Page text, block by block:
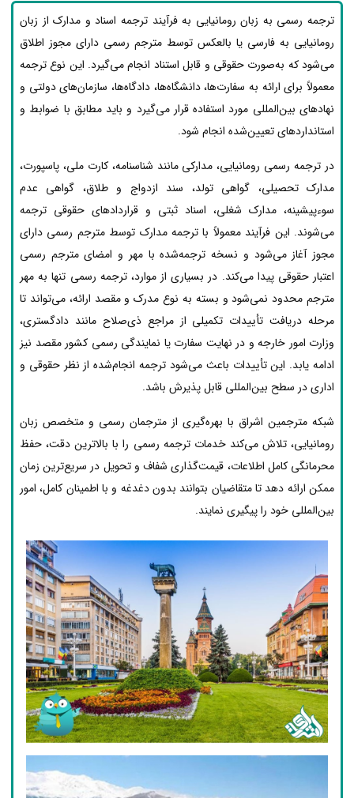
ترجمه رسمی به زبان رومانیایی به فرآیند ترجمه اسناد و مدارک از زبان
رومانیایی به فارسی یا بالعکس توسط مترجم رسمی دارای مجوز اطلاق
می‌شود که به‌صورت حقوقی و قابل استناد انجام می‌گیرد. این نوع ترجمه
معمولاً برای ارائه به سفارت‌ها، دانشگاه‌ها، دادگاه‌ها، سازمان‌های دولتی و
نهادهای بین‌المللی مورد استفاده قرار می‌گیرد و باید مطابق با ضوابط و
استانداردهای تعیین‌شده انجام شود.
در ترجمه رسمی رومانیایی، مدارکی مانند شناسنامه، کارت ملی، پاسپورت،
مدارک تحصیلی، گواهی تولد، سند ازدواج و طلاق، گواهی عدم
سوءپیشینه، مدارک شغلی، اسناد ثبتی و قراردادهای حقوقی ترجمه
می‌شوند. این فرآیند معمولاً با ترجمه مدارک توسط مترجم رسمی دارای
مجوز آغاز می‌شود و نسخه ترجمه‌شده با مهر و امضای مترجم رسمی
اعتبار حقوقی پیدا می‌کند. در بسیاری از موارد، ترجمه رسمی تنها به مهر
مترجم محدود نمی‌شود و بسته به نوع مدرک و مقصد ارائه، می‌تواند تا
مرحله دریافت تأییدات تکمیلی از مراجع ذی‌صلاح مانند دادگستری،
وزارت امور خارجه و در نهایت سفارت یا نمایندگی رسمی کشور مقصد نیز
ادامه یابد. این تأییدات باعث می‌شود ترجمه انجام‌شده از نظر حقوقی و
اداری در سطح بین‌المللی قابل پذیرش باشد.
شبکه مترجمین اشراق با بهره‌گیری از مترجمان رسمی و متخصص زبان
رومانیایی، تلاش می‌کند خدمات ترجمه رسمی را با بالاترین دقت، حفظ
محرمانگی کامل اطلاعات، قیمت‌گذاری شفاف و تحویل در سریع‌ترین زمان
ممکن ارائه دهد تا متقاضیان بتوانند بدون دغدغه و با اطمینان کامل، امور
بین‌المللی خود را پیگیری نمایند.